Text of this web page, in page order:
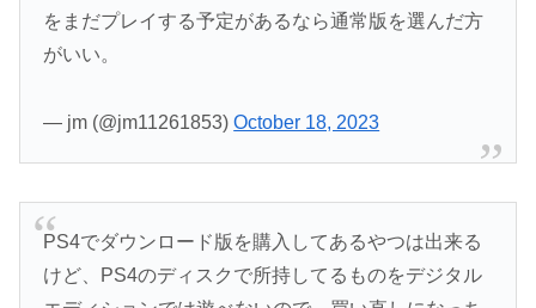
をまだプレイする予定があるなら通常版を選んだ方
がいい。
— jm (@jm11261853)October 18, 2023
PS4でダウンロード版を購入してあるやつは出来る
けど、PS4のディスクで所持してるものをデジタル